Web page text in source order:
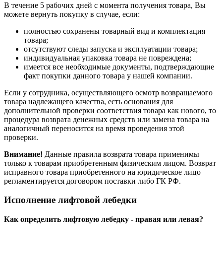
В течение 5 рабочих дней с момента получения товара, Вы
можете вернуть покупку в случае, если:
полностью сохранены товарный вид и комплектация
товара;
отсутствуют следы запуска и эксплуатации товара;
индивидуальная упаковка товара не повреждена;
имеется все необходимые документы, подтверждающие
факт покупки данного товара у нашей компании.
Если у сотрудника, осуществляющего осмотр возвращаемого
товара надлежащего качества, есть основания для
дополнительной проверки соответствия товара как нового, то
процедура возврата денежных средств или замена товара на
аналогичный переносится на время проведения этой
проверки.
Внимание! Данные правила возврата товара применимы
только к товарам приобретенным физическим лицом. Возврат
исправного товара приобретенного на юридическое лицо
регламентируется договором поставки либо ГК РФ.
Исполнение лифтовой лебедки
Как определить лифтовую лебедку - правая или левая?